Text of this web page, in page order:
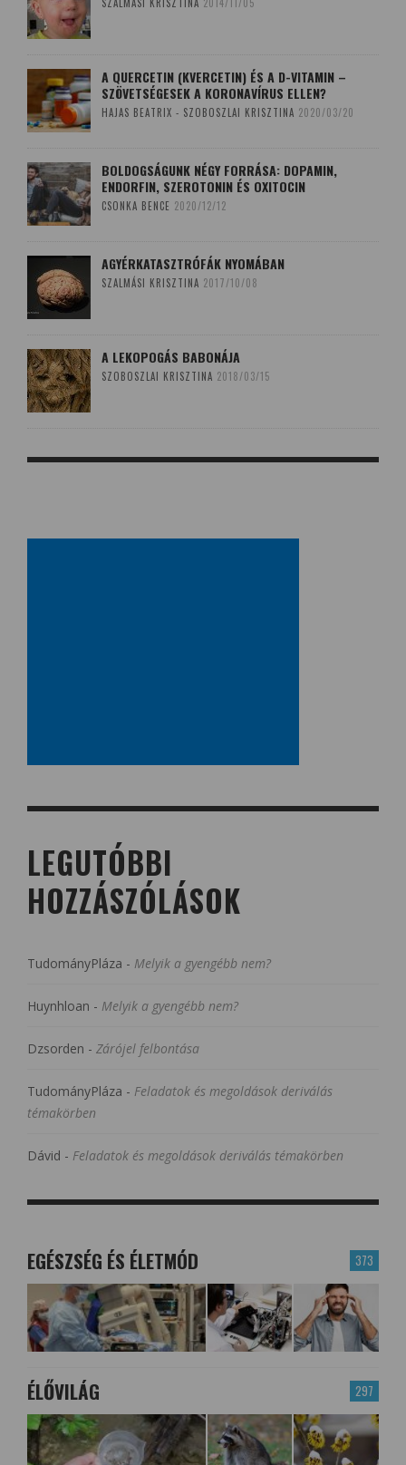
A QUERCETIN (KVERCETIN) ÉS A D-VITAMIN –
SZÖVETSÉGESEK A KORONAVÍRUS ELLEN?
HAJAS BEATRIX - SZOBOSZLAI KRISZTINA 2020/03/20
BOLDOGSÁGUNK NÉGY FORRÁSA: DOPAMIN,
ENDORFIN, SZEROTONIN ÉS OXITOCIN
CSONKA BENCE 2020/12/12
AGYÉRKATASZTRÓFÁK NYOMÁBAN
SZALMÁSI KRISZTINA 2017/10/08
A LEKOPOGÁS BABONÁJA
SZOBOSZLAI KRISZTINA 2018/03/15
LEGUTÓBBI
HOZZÁSZÓLÁSOK
TudományPláza - Melyik a gyengébb nem?
Huynhloan - Melyik a gyengébb nem?
Dzsorden - Zárójel felbontása
TudományPláza - Feladatok és megoldások deriválás
témakörben
Dávid - Feladatok és megoldások deriválás témakörben
373
EGÉSZSÉG ÉS ÉLETMÓD
297
ÉLŐVILÁG